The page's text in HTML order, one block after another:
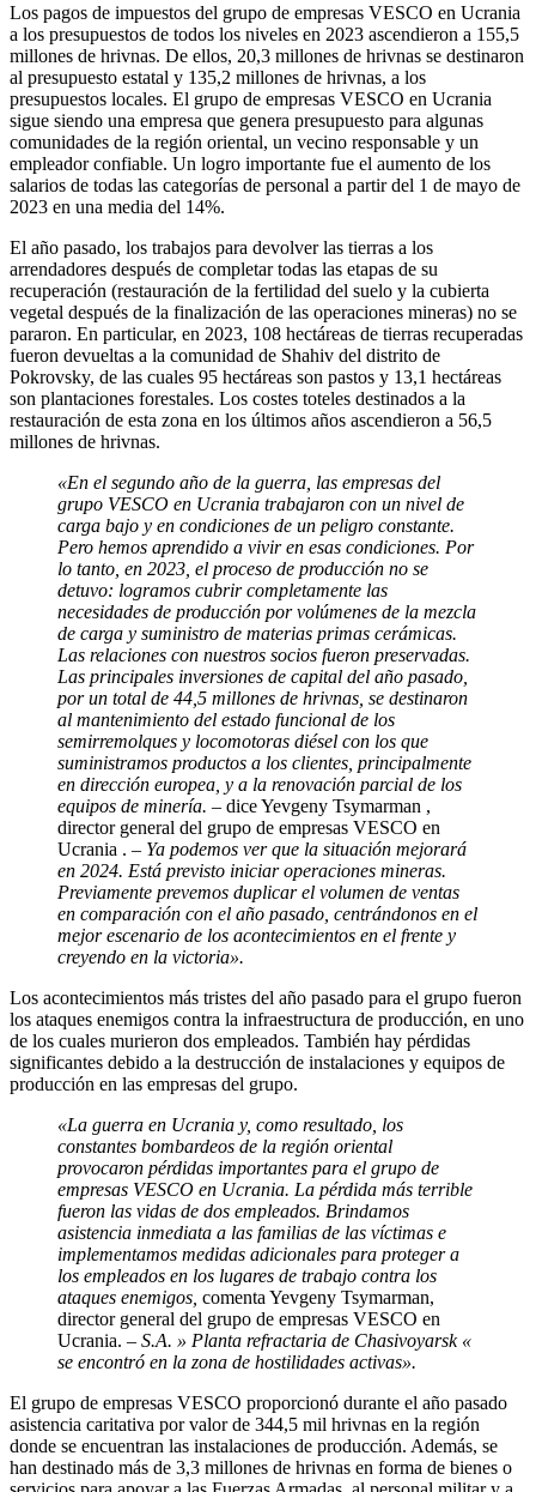
Los pagos de impuestos del grupo de empresas VESCO en Ucrania
a los presupuestos de todos los niveles en 2023 ascendieron a 155,5
millones de hrivnas. De ellos, 20,3 millones de hrivnas se destinaron
al presupuesto estatal y 135,2 millones de hrivnas, a los
presupuestos locales. El grupo de empresas VESCO en Ucrania
sigue siendo una empresa que genera presupuesto para algunas
comunidades de la región oriental, un vecino responsable y un
empleador confiable. Un logro importante fue el aumento de los
salarios de todas las categorías de personal a partir del 1 de mayo de
2023 en una media del 14%.
El año pasado, los trabajos para devolver las tierras a los
arrendadores después de completar todas las etapas de su
recuperación (restauración de la fertilidad del suelo y la cubierta
vegetal después de la finalización de las operaciones mineras) no se
pararon. En particular, en 2023, 108 hectáreas de tierras recuperadas
fueron devueltas a la comunidad de Shahiv del distrito de
Pokrovsky, de las cuales 95 hectáreas son pastos y 13,1 hectáreas
son plantaciones forestales. Los costes toteles destinados a la
restauración de esta zona en los últimos años ascendieron a 56,5
millones de hrivnas.
«En el segundo año de la guerra, las empresas del
grupo VESCO en Ucrania trabajaron con un nivel de
carga bajo y en condiciones de un peligro constante.
Pero hemos aprendido a vivir en esas condiciones. Por
lo tanto, en 2023, el proceso de producción no se
detuvo: logramos cubrir completamente las
necesidades de producción por volúmenes de la mezcla
de carga y suministro de materias primas cerámicas.
Las relaciones con nuestros socios fueron preservadas.
Las principales inversiones de capital del año pasado,
por un total de 44,5 millones de hrivnas, se destinaron
al mantenimiento del estado funcional de los
semirremolques y locomotoras diésel con los que
suministramos productos a los clientes, principalmente
en dirección europea, y a la renovación parcial de los
equipos de minería. – dice Yevgeny Tsymarman ,
director general del grupo de empresas VESCO en
Ucrania . – Ya podemos ver que la situación mejorará
en 2024. Está previsto iniciar operaciones mineras.
Previamente prevemos duplicar el volumen de ventas
en comparación con el año pasado, centrándonos en el
mejor escenario de los acontecimientos en el frente y
creyendo en la victoria».
Los acontecimientos más tristes del año pasado para el grupo fueron
los ataques enemigos contra la infraestructura de producción, en uno
de los cuales murieron dos empleados. También hay pérdidas
significantes debido a la destrucción de instalaciones y equipos de
producción en las empresas del grupo.
«La guerra en Ucrania y, como resultado, los
constantes bombardeos de la región oriental
provocaron pérdidas importantes para el grupo de
empresas VESCO en Ucrania. La pérdida más terrible
fueron las vidas de dos empleados. Brindamos
asistencia inmediata a las familias de las víctimas e
implementamos medidas adicionales para proteger a
los empleados en los lugares de trabajo contra los
ataques enemigos, comenta Yevgeny Tsymarman,
director general del grupo de empresas VESCO en
Ucrania. – S.A. » Planta refractaria de Chasivoyarsk «
se encontró en la zona de hostilidades activas».
El grupo de empresas VESCO proporcionó durante el año pasado
asistencia caritativa por valor de 344,5 mil hrivnas en la región
donde se encuentran las instalaciones de producción. Además, se
han destinado más de 3,3 millones de hrivnas en forma de bienes o